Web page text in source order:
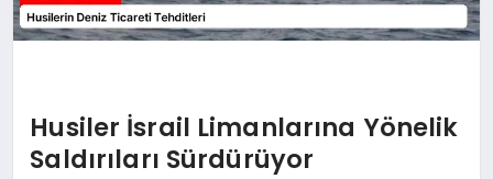
Husiler İsrail Limanlarına Yönelik
Saldırıları Sürdürüyor